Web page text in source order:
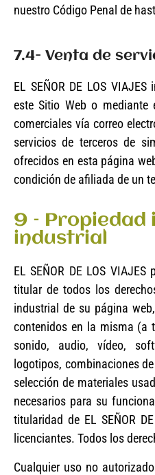
nuestro Código Penal de
7.4- Venta de
EL SEÑOR DE LOS
este Sitio Web o mediante
comerciales vía correo
servicios de terceros de
ofrecidos en esta página
condición de afiliada de un
9 –
industrial
EL SEÑOR DE LOS
titular de todos los
industrial de su página
contenidos en la misma (a
sonido, audio, vídeo,
logotipos, combinaciones
selección de materiales
necesarios para su
titularidad de EL SEÑOR
licenciantes. Todos los
Cualquier uso no